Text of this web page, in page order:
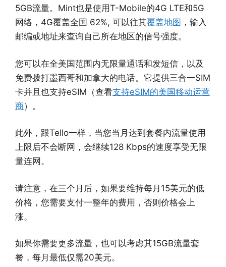
5GB流量。Mint也是使用T-Mobile的4G LTE和5G
网络，4G覆盖全国 62%, 可以往其覆盖地图 ，输入
邮编或地址来查询自己所在地区的信号强度。
您可以在全美国范围内无限量通话和发短信，以及
免费拨打墨西哥和加拿大的电话。它提供三合一SIM
卡并且也支持eSIM（查看支持eSIM的美国移动运营
商）。
此外，跟Tello一样，当您当月达到套餐内流量使用
上限后不会断网，会继续128 Kbps的速度享受无限
量连网。
请注意，在三个月后，如果要维持每月15美元的低
价格，您需要支付一整年的费用，否则价格会上
涨。
如果你需要更多流量，也可以考虑其15GB流量套
餐，每月最低仅需20美元。